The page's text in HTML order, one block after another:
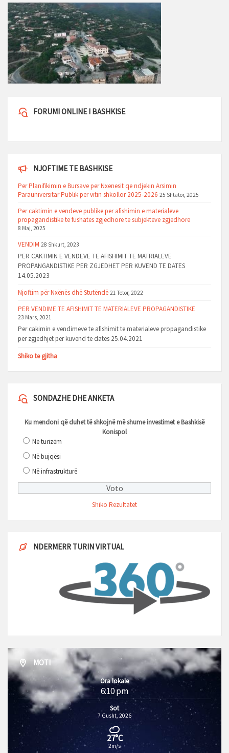
FORUMI ONLINE I BASHKISE
NJOFTIME TE BASHKISE
Per Planifikimin e Bursave per Nxenesit qe ndjekin Arsimin
Parauniversitar Publik per vitin shkollor 2025-2026 25 Shtator, 2025
Per caktimin e vendeve publike per afishimin e materialeve
propagandistike te fushates zgjedhore te subjekteve zgjedhore
8 Maj, 2025
VENDIM 28 Shkurt, 2023
PER CAKTIMIN E VENDEVE TE AFISHIMIT TE MATRIALEVE
PROPANGANDISTIKE PER ZGJEDHET PER KUVEND TE DATES
14.05.2023
Njoftim për Nxënës dhë Stutëndë 21 Tetor, 2022
PER VENDIME TE AFISHIMIT TE MATERIALEVE PROPAGANDISTIKE
23 Mars, 2021
Per cakimin e vendimeve te afishimit te materialeve propagandistike
per zgjedhjet per kuvend te dates 25.04.2021
Shiko te gjitha
SONDAZHE DHE ANKETA
Ku mendoni që duhet të shkojnë më shume investimet e Bashkisë
Konispol
Në turizëm
Në bujqësi
Në infrastrukturë
Shiko Rezultatet
NDERMERR TURIN VIRTUAL
MOTI
Ora lokale
6:10 pm
Sot
7 Gusht, 2026
27°C
2m/s